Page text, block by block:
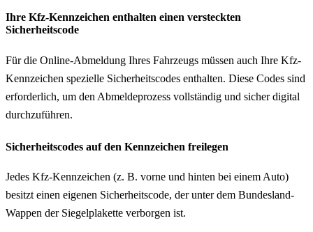
Ihre Kfz-Kennzeichen enthalten einen versteckten
Sicherheitscode
Für die Online-Abmeldung Ihres Fahrzeugs müssen auch Ihre Kfz-
Kennzeichen spezielle Sicherheitscodes enthalten. Diese Codes sind
erforderlich, um den Abmeldeprozess vollständig und sicher digital
durchzuführen.
Sicherheitscodes auf den Kennzeichen freilegen
Jedes Kfz-Kennzeichen (z. B. vorne und hinten bei einem Auto)
besitzt einen eigenen Sicherheitscode, der unter dem Bundesland-
Wappen der Siegelplakette verborgen ist.